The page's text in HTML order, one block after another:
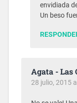
envidiada
Un beso
Agata - Las
28 julio, 2015